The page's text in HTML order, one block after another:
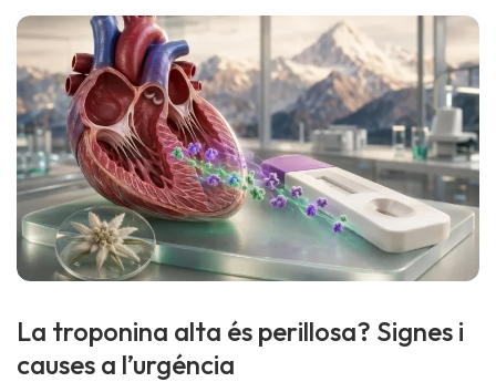
La troponina alta és perillosa? Signes i
causes a l’urgéncia